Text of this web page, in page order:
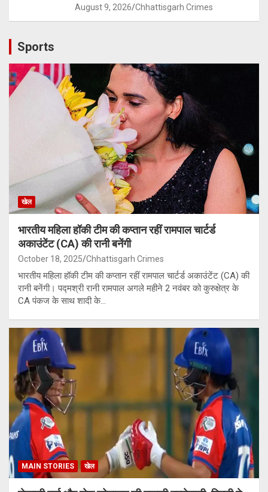
August 9, 2026 Chhattisgarh Crimes
Sports
खेल
भारतीय महिला हॉकी टीम की कप्तान रहीं रामपाल चार्टर्ड
अकाउंटेंट (CA) की रानी बनेंगी
October 18, 2025 Chhattisgarh Crimes
भारतीय महिला हॉकी टीम की कप्तान रहीं रामपाल चार्टर्ड अकाउंटेंट (CA) की
रानी बनेंगी। पद्मश्री रानी रामपाल अगले महीने 2 नवंबर को कुरुक्षेत्र के
CA पंकज के साथ शादी के…
MAIN STORIES खेल